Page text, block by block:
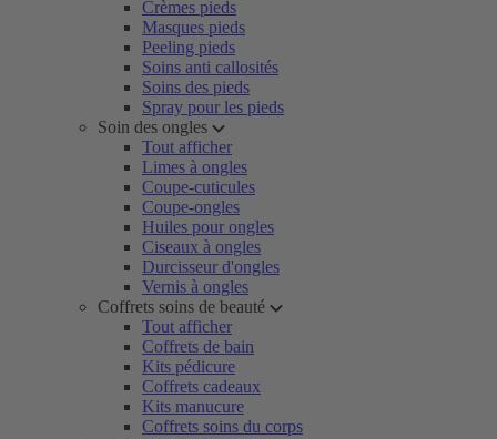
Crèmes pieds
Masques pieds
Peeling pieds
Soins anti callosités
Soins des pieds
Spray pour les pieds
Soin des ongles
Tout afficher
Limes à ongles
Coupe-cuticules
Coupe-ongles
Huiles pour ongles
Ciseaux à ongles
Durcisseur d'ongles
Vernis à ongles
Coffrets soins de beauté
Tout afficher
Coffrets de bain
Kits pédicure
Coffrets cadeaux
Kits manucure
Coffrets soins du corps